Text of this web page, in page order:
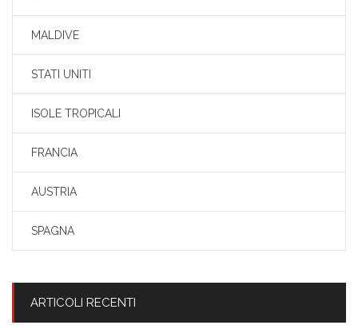
MALDIVE
STATI UNITI
ISOLE TROPICALI
FRANCIA
AUSTRIA
SPAGNA
ARTICOLI RECENTI